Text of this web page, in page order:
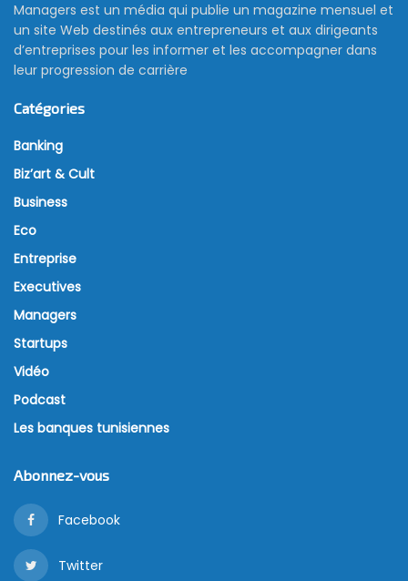
Managers est un média qui publie un magazine mensuel et
un site Web destinés aux entrepreneurs et aux dirigeants
d’entreprises pour les informer et les accompagner dans
leur progression de carrière
Catégories
Banking
Biz’art & Cult
Business
Eco
Entreprise
Executives
Managers
Startups
Vidéo
Podcast
Les banques tunisiennes
Abonnez-vous
Facebook
Twitter